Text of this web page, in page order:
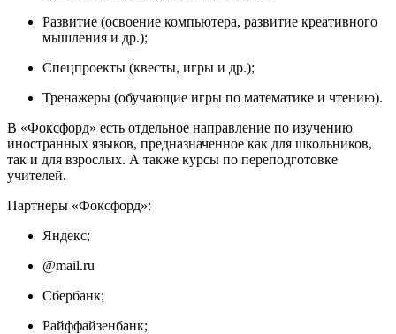
Развитие (освоение компьютера, развитие креативного
мышления и др.);
Спецпроекты (квесты, игры и др.);
Тренажеры (обучающие игры по математике и чтению).
В «Фоксфорд» есть отдельное направление по изучению
иностранных языков, предназначенное как для школьников,
так и для взрослых. А также курсы по переподготовке
учителей.
Партнеры «Фоксфорд»:
Яндекс;
@mail.ru
Сбербанк;
Райффайзенбанк;